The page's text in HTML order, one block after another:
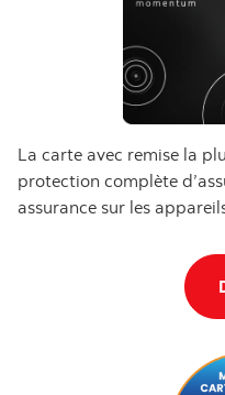
La carte avec remise la
protection complète
assurance sur les